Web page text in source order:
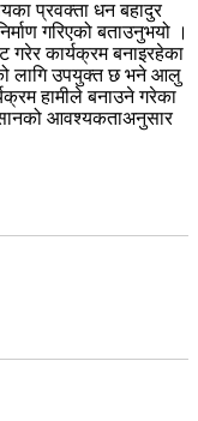
प्रवक्ता धन बहादुर
गरिएको बताउनुभयो ।
गरेर कार्यक्रम बनाइरहेका
लागि उपयुक्त छ भने आलु
हामीले बनाउने गरेका
आवश्यकताअनुसार